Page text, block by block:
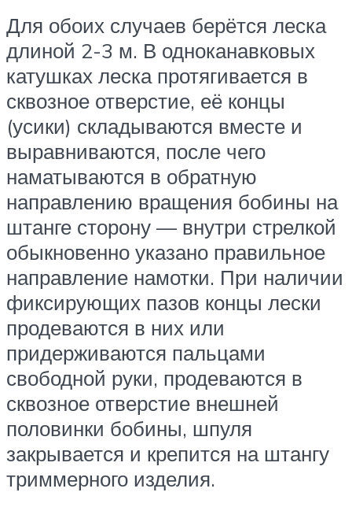
Для обоих случаев берётся леска
длиной 2-3 м. В одноканавковых
катушках леска протягивается в
сквозное отверстие, её концы
(усики) складываются вместе и
выравниваются, после чего
наматываются в обратную
направлению вращения бобины на
штанге сторону — внутри стрелкой
обыкновенно указано правильное
направление намотки. При наличии
фиксирующих пазов концы лески
продеваются в них или
придерживаются пальцами
свободной руки, продеваются в
сквозное отверстие внешней
половинки бобины, шпуля
закрывается и крепится на штангу
триммерного изделия.